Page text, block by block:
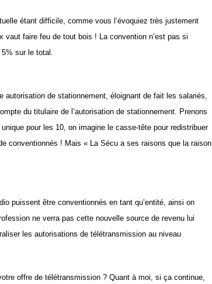
étant difficile, comme vous l’évoquiez très justement
vaut faire feu de tout bois ! La convention n’est pas si
5% sur le total.
autorisation de stationnement, éloignant de fait les salariés,
du titulaire de l’autorisation de stationnement. Prenons
pour les 10, on imagine le casse-tête pour redistribuer
conventionnés ! Mais « La Sécu a ses raisons que la raison
puissent être conventionnés en tant qu’entité, ainsi on
ne verra pas cette nouvelle source de revenu lui
les autorisations de télétransmission au niveau
offre de télétransmission ? Quant à moi, si ça continue,